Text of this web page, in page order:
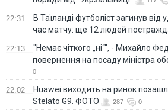
22:31
В Таїланді футболіст загинув від
час матчу: ще 12 людей
22:13
"Немає чіткого „ні“", - Михайло
повернення на посаду міністра
0
22:02
Huawei виходить на ринок
Stelato G9. ФОТО
287 0